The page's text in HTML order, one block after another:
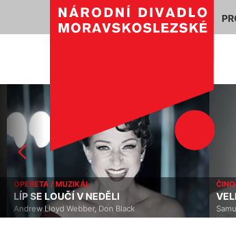
OPERETA / MUZIKÁL
LÍP SE LOUČÍ V NEDĚLI
Andrew Lloyd Webber, Don Black